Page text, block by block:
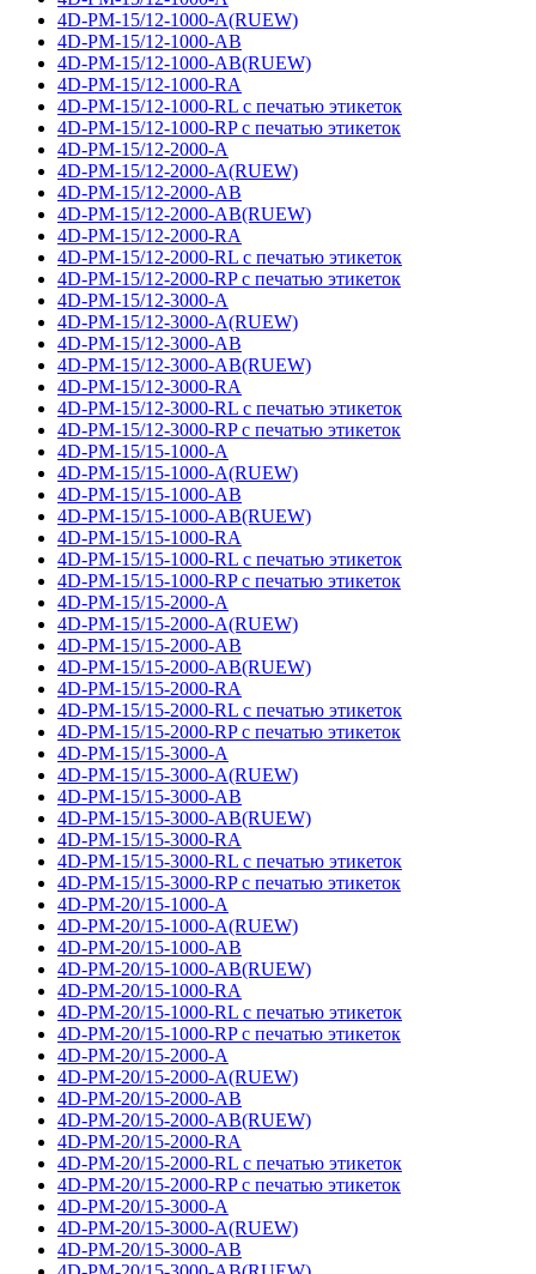
4D-PM-15/12-1000-A(RUEW)
4D-PM-15/12-1000-AB
4D-PM-15/12-1000-AB(RUEW)
4D-PM-15/12-1000-RA
4D-PM-15/12-1000-RL с печатью этикеток
4D-PM-15/12-1000-RP с печатью этикеток
4D-PM-15/12-2000-A
4D-PM-15/12-2000-A(RUEW)
4D-PM-15/12-2000-AB
4D-PM-15/12-2000-AB(RUEW)
4D-PM-15/12-2000-RA
4D-PM-15/12-2000-RL с печатью этикеток
4D-PM-15/12-2000-RP с печатью этикеток
4D-PM-15/12-3000-A
4D-PM-15/12-3000-A(RUEW)
4D-PM-15/12-3000-AB
4D-PM-15/12-3000-AB(RUEW)
4D-PM-15/12-3000-RA
4D-PM-15/12-3000-RL с печатью этикеток
4D-PM-15/12-3000-RP с печатью этикеток
4D-PM-15/15-1000-A
4D-PM-15/15-1000-A(RUEW)
4D-PM-15/15-1000-AB
4D-PM-15/15-1000-AB(RUEW)
4D-PM-15/15-1000-RA
4D-PM-15/15-1000-RL с печатью этикеток
4D-PM-15/15-1000-RP с печатью этикеток
4D-PM-15/15-2000-A
4D-PM-15/15-2000-A(RUEW)
4D-PM-15/15-2000-AB
4D-PM-15/15-2000-AB(RUEW)
4D-PM-15/15-2000-RA
4D-PM-15/15-2000-RL с печатью этикеток
4D-PM-15/15-2000-RP с печатью этикеток
4D-PM-15/15-3000-A
4D-PM-15/15-3000-A(RUEW)
4D-PM-15/15-3000-AB
4D-PM-15/15-3000-AB(RUEW)
4D-PM-15/15-3000-RA
4D-PM-15/15-3000-RL с печатью этикеток
4D-PM-15/15-3000-RP с печатью этикеток
4D-PM-20/15-1000-A
4D-PM-20/15-1000-A(RUEW)
4D-PM-20/15-1000-AB
4D-PM-20/15-1000-AB(RUEW)
4D-PM-20/15-1000-RA
4D-PM-20/15-1000-RL с печатью этикеток
4D-PM-20/15-1000-RP с печатью этикеток
4D-PM-20/15-2000-A
4D-PM-20/15-2000-A(RUEW)
4D-PM-20/15-2000-AB
4D-PM-20/15-2000-AB(RUEW)
4D-PM-20/15-2000-RA
4D-PM-20/15-2000-RL с печатью этикеток
4D-PM-20/15-2000-RP с печатью этикеток
4D-PM-20/15-3000-A
4D-PM-20/15-3000-A(RUEW)
4D-PM-20/15-3000-AB